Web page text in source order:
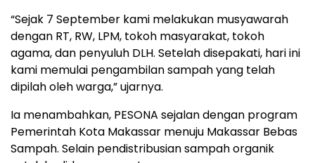
“Sejak 7 September kami melakukan musyawarah
dengan RT, RW, LPM, tokoh masyarakat, tokoh
agama, dan penyuluh DLH. Setelah disepakati, hari ini
kami memulai pengambilan sampah yang telah
dipilah oleh warga,” ujarnya.
Ia menambahkan, PESONA sejalan dengan program
Pemerintah Kota Makassar menuju Makassar Bebas
Sampah. Selain pendistribusian sampah organik